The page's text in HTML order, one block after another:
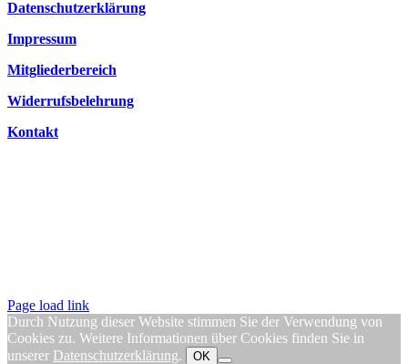
Datenschutzerklärung
Impressum
Mitgliederbereich
Widerrufsbelehrung
Kontakt
Page load link
Durch Nutzung dieser Website stimmen Sie der Verwendung von
Cookies zu. Weitere Informationen über Cookies finden Sie in
unserer Datenschutzerklärung. OK